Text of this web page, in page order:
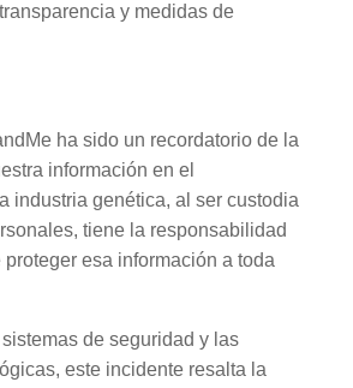
y medidas de
ha sido un recordatorio de la
información en el
industria genética, al ser custodia
tiene la responsabilidad
proteger esa información a toda
de seguridad y las
este incidente resalta la